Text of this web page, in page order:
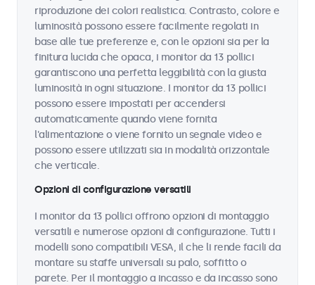
riproduzione dei colori realistica. Contrasto, colore e
luminosità possono essere facilmente regolati in
base alle tue preferenze e, con le opzioni sia per la
finitura lucida che opaca, i monitor da 13 pollici
garantiscono una perfetta leggibilità con la giusta
luminosità in ogni situazione. I monitor da 13 pollici
possono essere impostati per accendersi
automaticamente quando viene fornita
l'alimentazione o viene fornito un segnale video e
possono essere utilizzati sia in modalità orizzontale
che verticale.
Opzioni di configurazione versatili
I monitor da 13 pollici offrono opzioni di montaggio
versatili e numerose opzioni di configurazione. Tutti i
modelli sono compatibili VESA, il che li rende facili da
montare su staffe universali su palo, soffitto o
parete. Per il montaggio a incasso e da incasso sono